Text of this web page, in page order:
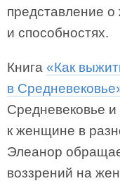
представление о
и способностях.
Книга «Как
в
Средневековье и
к женщине в
Элеанор
воззрений на